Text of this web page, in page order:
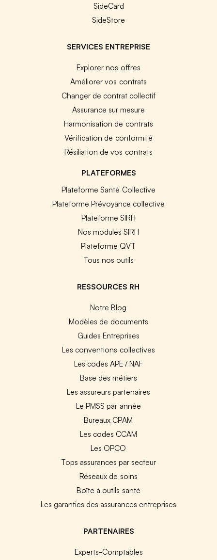
SideCard
SideStore
SERVICES ENTREPRISE
Explorer nos offres
Améliorer vos contrats
Changer de contrat collectif
Assurance sur mesure
Harmonisation de contrats
Vérification de conformité
Résiliation de vos contrats
PLATEFORMES
Plateforme Santé Collective
Plateforme Prévoyance collective
Plateforme SIRH
Nos modules SIRH
Plateforme QVT
Tous nos outils
RESSOURCES RH
Notre Blog
Modèles de documents
Guides Entreprises
Les conventions collectives
Les codes APE / NAF
Base des métiers
Les assureurs partenaires
Le PMSS par année
Bureaux CPAM
Les codes CCAM
Les OPCO
Tops assurances par secteur
Réseaux de soins
Boîte à outils santé
Les garanties des assurances entreprises
PARTENAIRES
Experts-Comptables